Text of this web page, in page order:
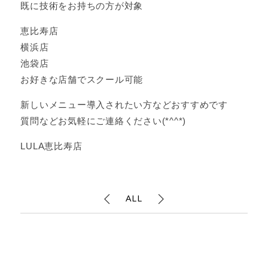
既に技術をお持ちの方が対象
恵比寿店
横浜店
池袋店
お好きな店舗でスクール可能
新しいメニュー導入されたい方などおすすめです
質問などお気軽にご連絡ください(*^^*)
LULA恵比寿店
ALL